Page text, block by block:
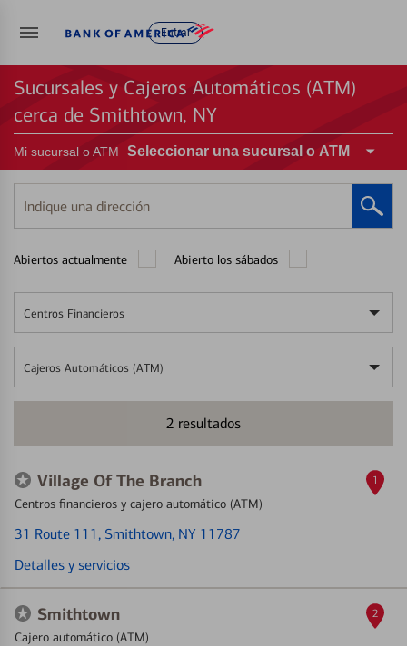
Entrar
Sucursales y Cajeros Automáticos (ATM)
cerca de Smithtown, NY
Mi sucursal o ATM Seleccionar una sucursal o ATM
Indique
una
Abiertos actualmente Abierto los sábados
Centros Financieros
Cajeros Automáticos (ATM)
2 resultados
Village Of The Branch
Centros financieros y cajero automático (ATM)
31 Route 111 , Smithtown, NY 11787
Detalles y servicios
1
Smithtown
Cajero automático (ATM)
2